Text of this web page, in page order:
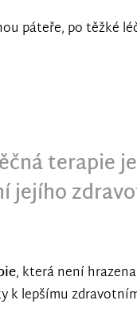
páteře, po těžké
terapie
jejího
, která není
k lepšímu